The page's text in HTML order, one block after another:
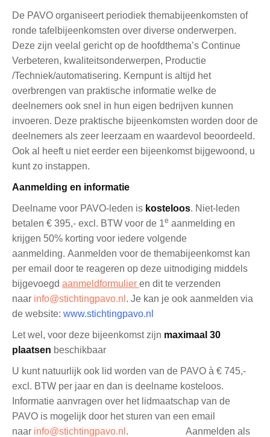
De PAVO organiseert periodiek themabijeenkomsten of
ronde tafelbijeenkomsten over diverse onderwerpen.
Deze zijn veelal gericht op de hoofdthema’s Continue
Verbeteren, kwaliteitsonderwerpen, Productie
/Techniek/automatisering. Kernpunt is altijd het
overbrengen van praktische informatie welke de
deelnemers ook snel in hun eigen bedrijven kunnen
invoeren. Deze praktische bijeenkomsten worden door de
deelnemers als zeer leerzaam en waardevol beoordeeld.
Ook al heeft u niet eerder een bijeenkomst bijgewoond, u
kunt zo instappen.
Aanmelding en informatie
Deelname voor PAVO-leden is kosteloos. Niet-leden
betalen € 395,- excl. BTW voor de 1e aanmelding en
krijgen 50% korting voor iedere volgende
aanmelding. Aanmelden voor de themabijeenkomst kan
per email door te reageren op deze uitnodiging middels
bijgevoegd aanmeldformulier en dit te verzenden
naar info@stichtingpavo.nl . Je kan je ook aanmelden via
de website: www.stichtingpavo.nl
Let wel, voor deze bijeenkomst zijn maximaal 30
plaatsen beschikbaar
U kunt natuurlijk ook lid worden van de PAVO à € 745,-
excl. BTW per jaar en dan is deelname kosteloos.
Informatie aanvragen over het lidmaatschap van de
PAVO is mogelijk door het sturen van een email
naar info@stichtingpavo.nl . Aanmelden als